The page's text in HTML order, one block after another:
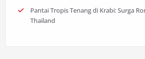
Pantai Tropis Tenang di Krabi: Surga
Thailand